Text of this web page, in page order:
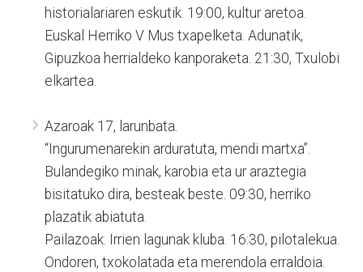
historialariaren eskutik. 19:00, kultur aretoa.
Euskal Herriko V Mus txapelketa. Adunatik,
Gipuzkoa herrialdeko kanporaketa. 21:30, Txulobi
elkartea.
Azaroak 17, larunbata.
“Ingurumenarekin arduratuta, mendi martxa”.
Bulandegiko minak, karobia eta ur araztegia
bisitatuko dira, besteak beste. 09:30, herriko
plazatik abiatuta.
Pailazoak. Irrien lagunak kluba. 16:30, pilotalekua.
Ondoren, txokolatada eta merendola erraldoia.